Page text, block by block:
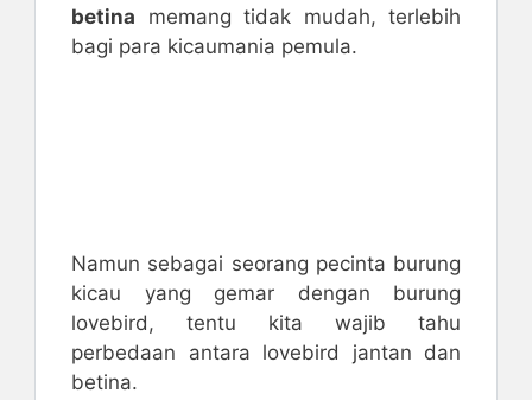
betina memang tidak mudah, terlebih
bagi para kicaumania pemula.
Namun sebagai seorang pecinta burung
kicau yang gemar dengan burung
lovebird, tentu kita wajib tahu
perbedaan antara lovebird jantan dan
betina.